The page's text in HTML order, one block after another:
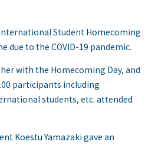
Student Homecoming
due to the COVID-19 pandemic.
with the Homecoming Day, and
participants including
students, etc. attended
Koestu Yamazaki gave an